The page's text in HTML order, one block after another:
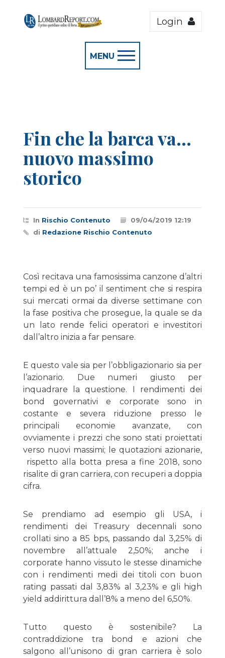
Login
MENU
Fin che la barca va...
nuovo massimo
storico
In Rischio Contenuto
09/04/2019 12:19
di Redazione Rischio Contenuto
Così recitava una famosissima canzone d’altri
tempi ed è un po’ il sentiment che si respira
sui mercati ormai da diverse settimane con
la fase positiva che prosegue, la quale se da
un lato rende felici operatori e investitori
dall’altro inizia a far pensare.
E questo vale sia per l’obbligazionario sia per
l’azionario. Due numeri giusto per
inquadrare la questione. I rendimenti dei
bond governativi e corporate sono in
costante e severa riduzione presso le
principali economie avanzate, con
ovviamente i prezzi che sono stati proiettati
verso nuovi massimi; le quotazioni azionarie,
rispetto alla botta presa a fine 2018, sono
risalite di gran carriera, con recuperi a doppia
cifra.
Se prendiamo ad esempio gli USA, i
rendimenti dei Treasury decennali sono
crollati sino a 85 bps, passando dal 3,25% di
novembre all’attuale 2,50%; anche i
corporate hanno vissuto le stesse dinamiche
con i rendimenti medi dei titoli con buon
rating passati dal 3,83% al 3,23% e gli high
yield addirittura dall’8% a meno del 6,50%.
Tutto questo è sostenibile? La
contraddizione tra bond e azioni che
salgono all’unisono di gran carriera è solo